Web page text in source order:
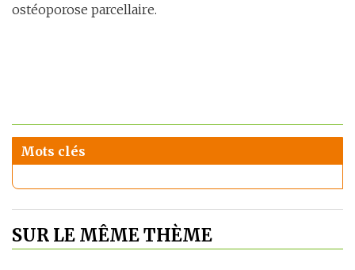
ostéoporose parcellaire.
Mots clés
SUR LE MÊME THÈME